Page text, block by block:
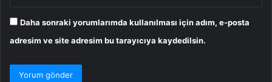
Daha sonraki yorumlarımda kullanılması için adım, e-posta
adresim ve site adresim bu tarayıcıya kaydedilsin.